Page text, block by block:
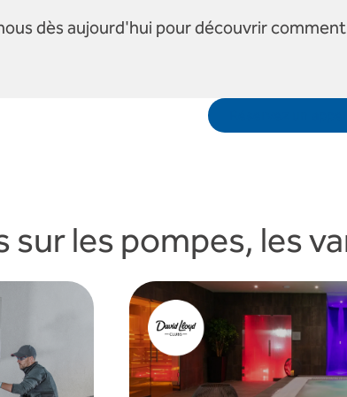
dès aujourd'hui pour découvrir comment
sur les pompes, les